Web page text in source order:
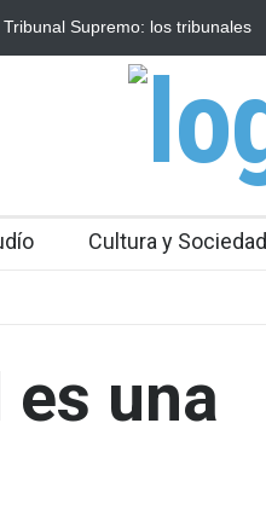
los tribunales
Cultura y Sociedad
una